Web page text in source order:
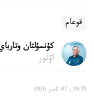
قوعام
كۇنسۇلتان
اۆتور
10:55, 07 تامىز 2026